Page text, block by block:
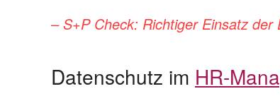
– S+P Check: Richtiger Einsatz
Datenschutz im HR-